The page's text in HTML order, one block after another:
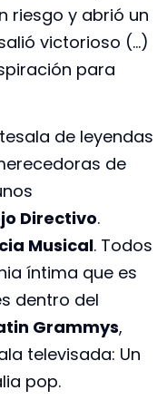
riesgo y abrió un
victorioso (…)
para
de leyendas
de
Directivo.
Musical. Todos
íntima que es
dentro del
Grammys,
televisada: Un
pop.